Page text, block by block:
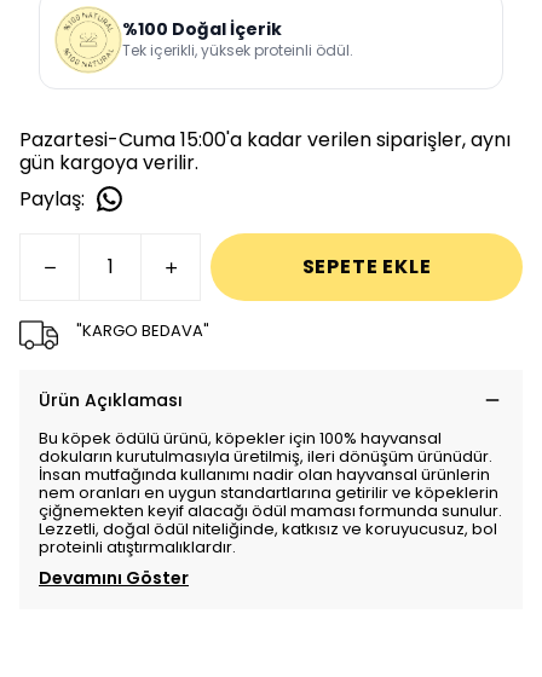
%100 Doğal İçerik
Tek içerikli, yüksek proteinli ödül.
Pazartesi-Cuma 15:00'a kadar verilen siparişler, aynı
gün kargoya verilir.
Paylaş:
SEPETE EKLE
"KARGO BEDAVA"
Ürün Açıklaması
Bu köpek ödülü ürünü, köpekler için 100% hayvansal
dokuların kurutulmasıyla üretilmiş, ileri dönüşüm ürünüdür.
İnsan mutfağında kullanımı nadir olan hayvansal ürünlerin
nem oranları en uygun standartlarına getirilir ve köpeklerin
çiğnemekten keyif alacağı ödül maması formunda sunulur.
Lezzetli, doğal ödül niteliğinde, katkısız ve koruyucusuz, bol
proteinli atıştırmalıklardır.
Devamını Göster